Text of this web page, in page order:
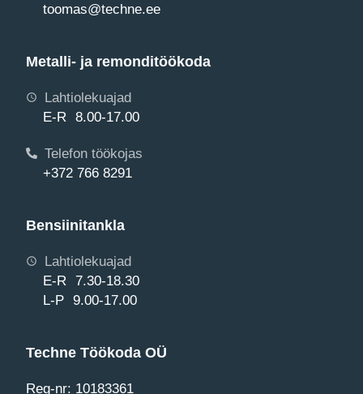
toomas@techne.ee
Metalli- ja remonditöökoda
Lahtiolekuajad
E-R 8.00-17.00
Telefon töökojas
+372 766 8291
Bensiinitankla
Lahtiolekuajad
E-R 7.30-18.30
L-P 9.00-17.00
Techne Töökoda OÜ
Reg-nr: 10183361